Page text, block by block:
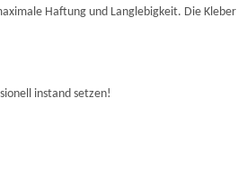
Haftung und Langlebigkeit. Die
instand setzen!